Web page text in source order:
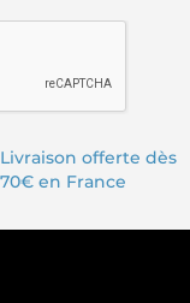
Livraison offerte dès
70€ en France